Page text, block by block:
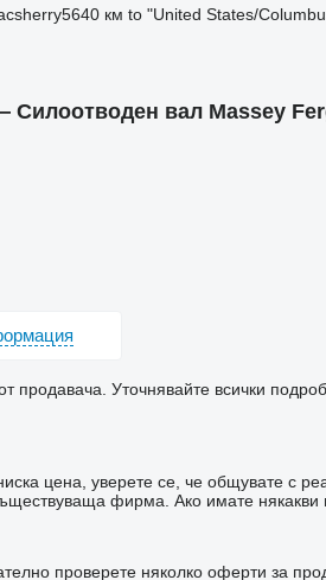
5640 км to "United States/
вал Massey
продавача. Уточнявайте всички
цена, уверете се, че общувате с
фирма. Ако имате
проверете няколко оферти за